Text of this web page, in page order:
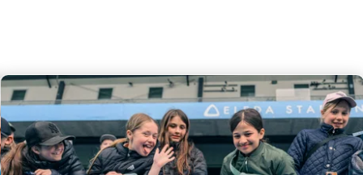
Bollen studsar mellan flera
spelare får till ett avslut.
Nick utanför av Mia Persson i